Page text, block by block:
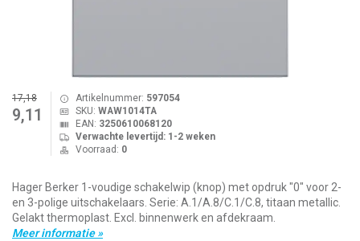
17,18
9,11
Artikelnummer: 597054
SKU: WAW1014TA
EAN: 3250610068120
Verwachte levertijd: 1-2 weken
Voorraad: 0
Hager Berker 1-voudige schakelwip (knop) met opdruk "0" voor 2-
en 3-polige uitschakelaars. Serie: A.1/A.8/C.1/C.8, titaan metallic.
Gelakt thermoplast. Excl. binnenwerk en afdekraam.
Meer informatie »